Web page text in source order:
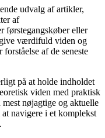
udvalg af artikler,
af
førstegangskøber eller
værdifuld viden og
af de seneste
på at holde indholdet
viden med praktisk
nøjagtige og aktuelle
navigere i et komplekst